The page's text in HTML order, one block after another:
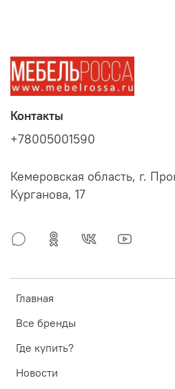
Главная
Все бренды
Где купить?
Новости
Контакты
+78005001590
Кемеровская область, г.
Курганова, 17